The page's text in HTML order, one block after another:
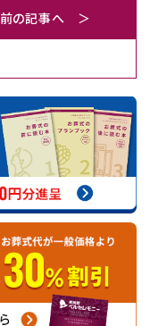
前の記事へ ＞